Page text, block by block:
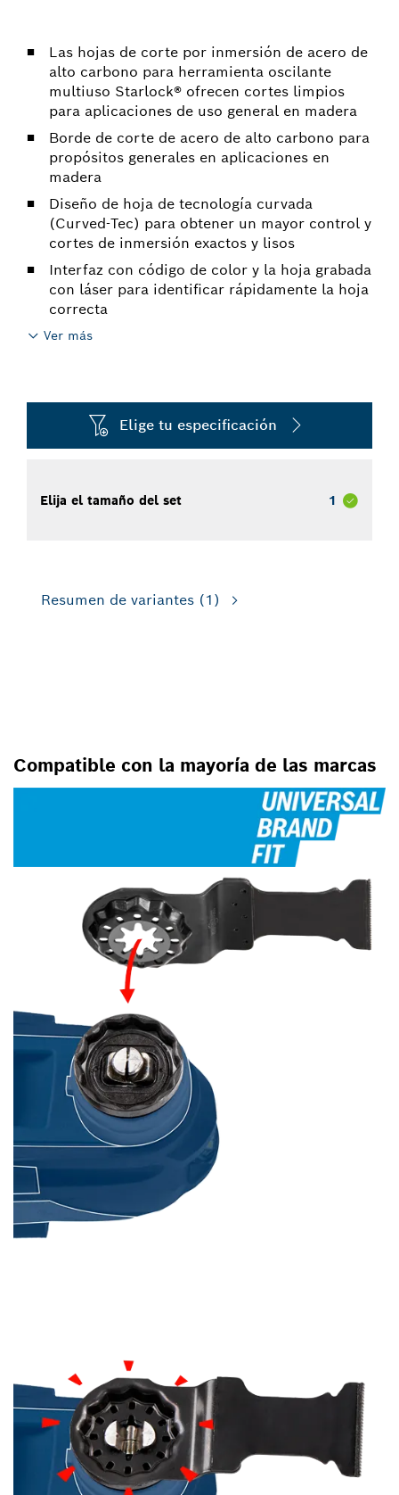
Las hojas de corte por inmersión de acero de
alto carbono para herramienta oscilante
multiuso Starlock® ofrecen cortes limpios
para aplicaciones de uso general en madera
Borde de corte de acero de alto carbono para
propósitos generales en aplicaciones en
madera
Diseño de hoja de tecnología curvada
(Curved-Tec) para obtener un mayor control y
cortes de inmersión exactos y lisos
Interfaz con código de color y la hoja grabada
con láser para identificar rápidamente la hoja
correcta
Ver más
Elige tu especificación
Elija el tamaño del set 1
Resumen de variantes (1)
Compatible con la mayoría de las marcas